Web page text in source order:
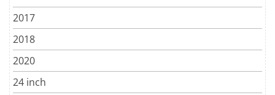
2017
2018
2020
24 inch